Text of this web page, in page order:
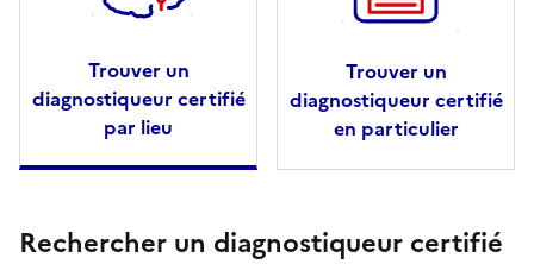
Trouver un
diagnostiqueur certifié
par lieu
Trouver un
diagnostiqueur certifié
en particulier
Rechercher un diagnostiqueur certifié